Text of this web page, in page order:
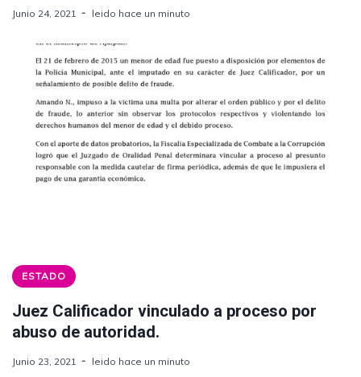
Junio 24, 2021 leido hace un minuto
ESTADO
Juez Calificador vinculado a proceso por
abuso de autoridad.
Junio 23, 2021 leido hace un minuto